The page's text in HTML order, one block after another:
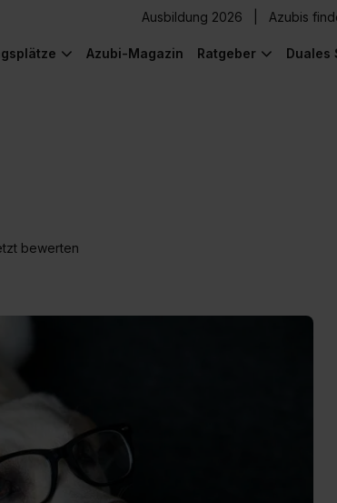
Ausbildung 2026 Azubis
Azubi-Magazin Ratgeber Duales
bewerten
zu sehen!
von YouTube. Neugierig? Dann schalte die Inhalte jetzt
YouTube.
Inhalte angezeigt werden. Personenbezogene Daten
gibt es in der
Datenschutzerklärung